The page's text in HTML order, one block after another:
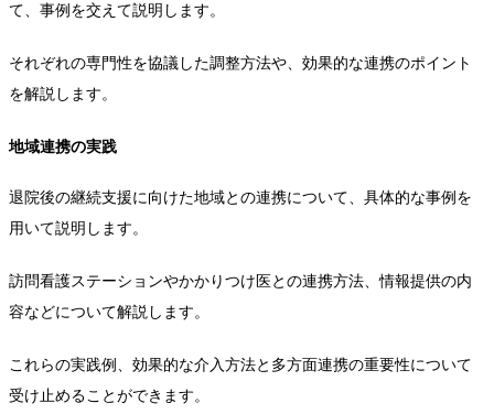
て、事例を交えて説明します。
それぞれの専門性を協議した調整方法や、効果的な連携のポイント
を解説します。
地域連携の実践
退院後の継続支援に向けた地域との連携について、具体的な事例を
用いて説明します。
訪問看護ステーションやかかりつけ医との連携方法、情報提供の内
容などについて解説します。
これらの実践例、効果的な介入方法と多方面連携の重要性について
受け止めることができます。